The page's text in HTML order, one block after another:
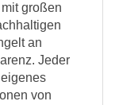
großen
an
Jeder
von